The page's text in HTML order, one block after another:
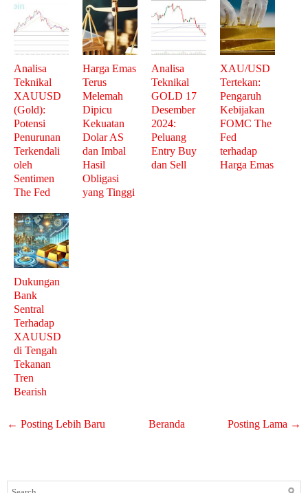
Analisa
Teknikal
XAUUSD
(Gold):
Potensi
Penurunan
Terkendali
oleh
Sentimen
The Fed
Harga Emas
Terus
Melemah
Dipicu
Kekuatan
Dolar AS
dan Imbal
Hasil
Obligasi
yang Tinggi
Analisa
Teknikal
GOLD 17
Desember
2024:
Peluang
Entry Buy
dan Sell
XAU/USD
Tertekan:
Pengaruh
Kebijakan
FOMC The
Fed
terhadap
Harga Emas
Dukungan
Bank
Sentral
Terhadap
XAUUSD
di Tengah
Tekanan
Tren
Bearish
← Posting Lebih Baru Posting Lama →
Beranda